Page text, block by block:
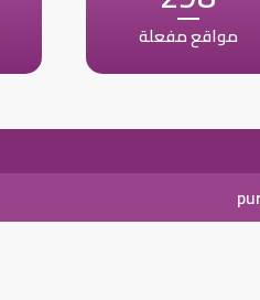
مواقع مفعلة